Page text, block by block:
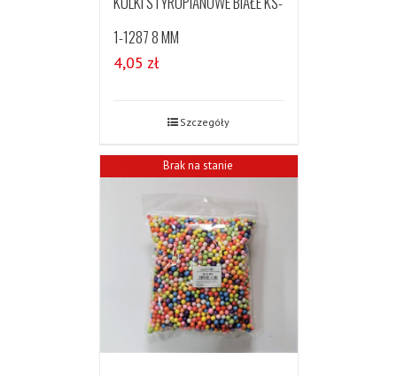
1-1287 8 MM
4,05 zł
Szczegóły
Brak na stanie